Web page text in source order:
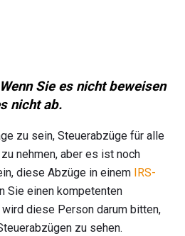
Sie es nicht beweisen
nicht ab.
zu sein, Steuerabzüge für alle
nehmen, aber es ist noch
diese Abzüge in einem
IRS-
Sie einen kompetenten
diese Person darum bitten,
zu sehen.